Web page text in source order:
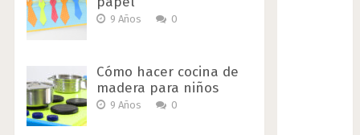
9 Años 0
Cómo hacer cocina de
madera para niños
9 Años 0